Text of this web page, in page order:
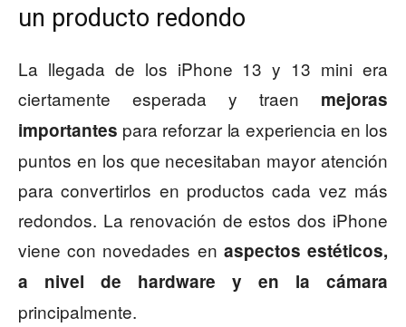
un producto redondo
La llegada de los iPhone 13 y 13 mini era
ciertamente esperada y traen mejoras
importantes para reforzar la experiencia en los
puntos en los que necesitaban mayor atención
para convertirlos en productos cada vez más
redondos. La renovación de estos dos iPhone
viene con novedades en aspectos estéticos,
a nivel de hardware y en la cámara
principalmente.